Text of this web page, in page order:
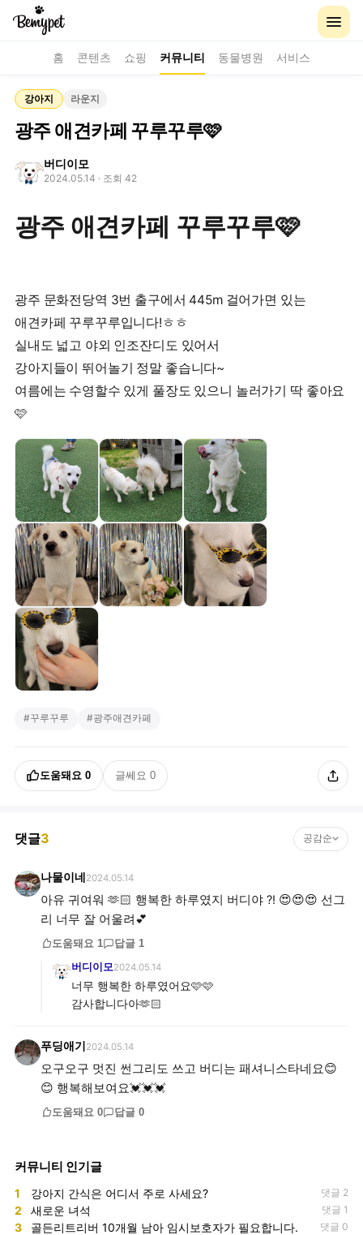
홈 콘텐츠 쇼핑 커뮤니티 동물병원 서비스
강아지 라운지
광주 애견카페 꾸루꾸루🩷
버디이모
2024.05.14 · 조회 42
광주 애견카페 꾸루꾸루🩷
광주 문화전당역 3번 출구에서 445m 걸어가면 있는
애견카페 꾸루꾸루입니다!ㅎㅎ
실내도 넓고 야외 인조잔디도 있어서
강아지들이 뛰어놀기 정말 좋습니다~
여름에는 수영할수 있게 풀장도 있으니 놀러가기 딱 좋아요
🩷
#꾸루꾸루 #광주애견카페
도움돼요 0 글쎄요 0
댓글3 공감순
나물이네2024.05.14
아유 귀여워 🫶🏻 행복한 하루였지 버디야 ?! 😍😍😍 선그
리 너무 잘 어울려💕
도움돼요 1 답글 1
버디이모 2024.05.14
너무 행복한 하루였어요🩷🩷
감사합니다아🫶🏻
푸딩애기2024.05.14
오구오구 멋진 썬그리도 쓰고 버디는 패셔니스타네요😊
😊 행복해보여요💓💓💓
도움돼요 0 답글 0
커뮤니티 인기글
1 강아지 간식은 어디서 주로 사세요? 댓글 2
2 새로운 녀석 댓글 1
3 골든리트리버 10개월 남아 임시보호자가 필요합니다. 댓글 0